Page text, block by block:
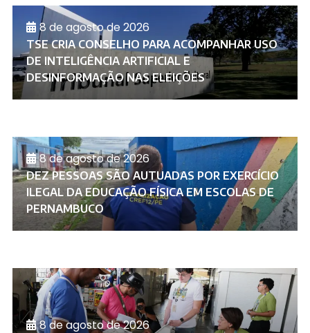
8 de agosto de 2026
TSE CRIA CONSELHO PARA ACOMPANHAR USO
DE INTELIGÊNCIA ARTIFICIAL E
DESINFORMAÇÃO NAS ELEIÇÕES
8 de agosto de 2026
DEZ PESSOAS SÃO AUTUADAS POR EXERCÍCIO
ILEGAL DA EDUCAÇÃO FÍSICA EM ESCOLAS DE
PERNAMBUCO
8 de agosto de 2026